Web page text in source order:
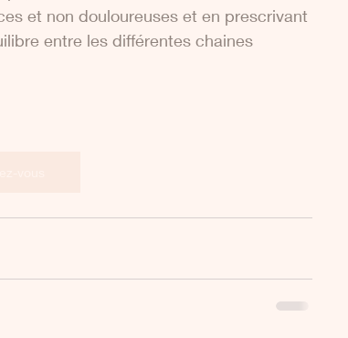
et non douloureuses et en prescrivant
entre les différentes chaines